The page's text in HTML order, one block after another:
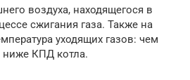
воздуха, находящегося в
сжигания газа. Также на
уходящих газов: чем
КПД котла.